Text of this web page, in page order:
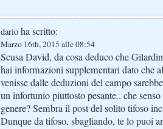
dario ha scritto:
Marzo 16th, 2015 alle 08:54
Scusa David, da cosa deduco che
hai informazioni supplementari dato che
venisse dalle deduzioni del campo
un infortunio piuttosto pesante.. che
genere? Sembra il post del solito tifoso
Dunque da tifoso, sbagliando, te lo puoi